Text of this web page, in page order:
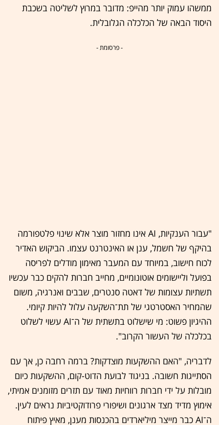
ממשהו עמוק יותר מהייפ: מדובר במרוץ לשליטה בשכבת
היסוד הבאה של הכלכלה הגלובלית.
- פרסומת -
"עבור הענקיות, AI אינו מחזור מוצר אלא שינוי פלטפורמה
בהיקף של חשמל, ענן או האינטרנט עצמו. הביקוש האדיר
לכוח חישוב, במיוחד עם המעבר מאימון מודלים לפריסה
בפועל וליישומים אוטונומיים, מחייב חברות להקים כבר עכשיו
תשתיות עצומות של דאטה סנטרים, שבבים ואנרגיה, משום
שהמחיר האסטרטגי של תת־השקעה עלול להיות קיומי.
ההיגיון פשוט: מי שישלוט בתשתית של ה־AI עשוי לשלוט
בכלכלה של העשור הקרוב".
לדבריה, "האם ההשקעות מוצדקות? ברמה רחבה כן, אך עם
הסתייגות חשובה. בניגוד לבועת הדוט-קום, ההשקעות כיום
מובלות על ידי חברות רווחיות מאוד עם תזרים מזומנים אמיתי,
אימוץ מדיד מצד ארגונים ושיפורי פרודוקטיביות נראים לעין.
ה־AI כבר מייצר מיליארדים בהכנסות מענן, מאיץ פיתוח